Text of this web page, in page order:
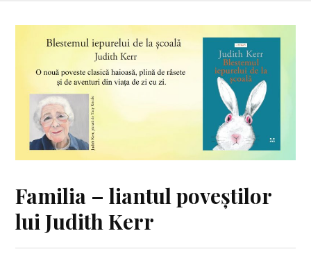
Familia – liantul poveștilor
lui Judith Kerr